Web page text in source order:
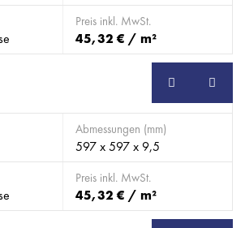
Preis inkl. MwSt.
45,32 € / m²
Abmessungen (mm)
597 x 597 x 9,5
Preis inkl. MwSt.
45,32 € / m²